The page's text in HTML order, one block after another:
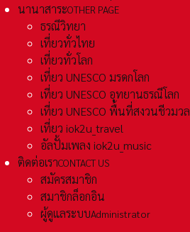
นานาสาระOTHER PAGE
ธรณีวิทยา
เที่ยวทั่วไทย
เที่ยวทั่วโลก
เที่ยว UNESCO มรดกโลก
เที่ยว UNESCO อุทยานธรณีโลก
เที่ยว UNESCO พื้นที่สงวนชีวมวล
เที่ยว iok2u_travel
อัลปั้มเพลง iok2u_music
ติดต่อเราCONTACT US
สมัครสมาชิก
สมาชิกล็อกอิน
ผู้ดูแลระบบAdministrator